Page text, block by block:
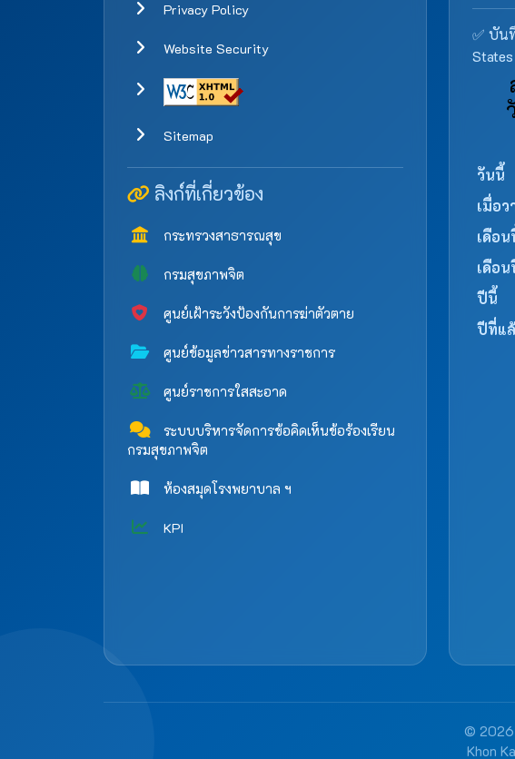
Privacy Policy
Website Security
Sitemap
ลิงก์ที่เกี่ยวข้อง
กระทรวงสาธารณสุข
กรมสุขภาพจิต
ศูนย์เฝ้าระวังป้องกันการฆ่าตัวตาย
ศูนย์ข้อมูลข่าวสารทางราชการ
ศูนย์ราชการใสสะอาด
ระบบบริหารจัดการข้อคิดเห็นข้อร้องเรียน
กรมสุขภาพจิต
ห้องสมุดโรงพยาบาล ฯ
KPI
✅ บัน
วันนี้
เมื่อว
เดือน
เดือ
ปีนี้
ปีที่แ
© 2026
Khon